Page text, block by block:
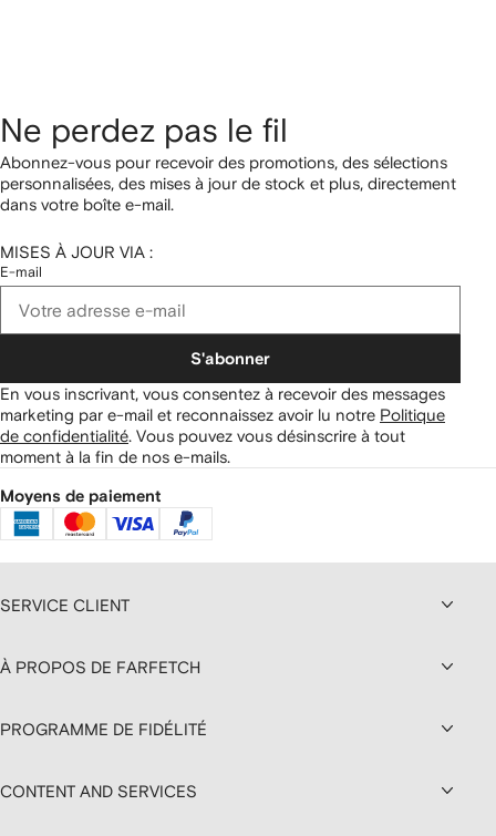
Ne perdez pas le fil
Abonnez-vous pour recevoir des promotions, des sélections
personnalisées, des mises à jour de stock et plus, directement
dans votre boîte e-mail.
MISES À JOUR VIA :
E-mail
S'abonner
En vous inscrivant, vous consentez à recevoir des messages
marketing par e-mail et reconnaissez avoir lu notre Politique
de confidentialité. Vous pouvez vous désinscrire à tout
moment à la fin de nos e-mails.
Moyens de paiement
SERVICE CLIENT
À PROPOS DE FARFETCH
PROGRAMME DE FIDÉLITÉ
CONTENT AND SERVICES